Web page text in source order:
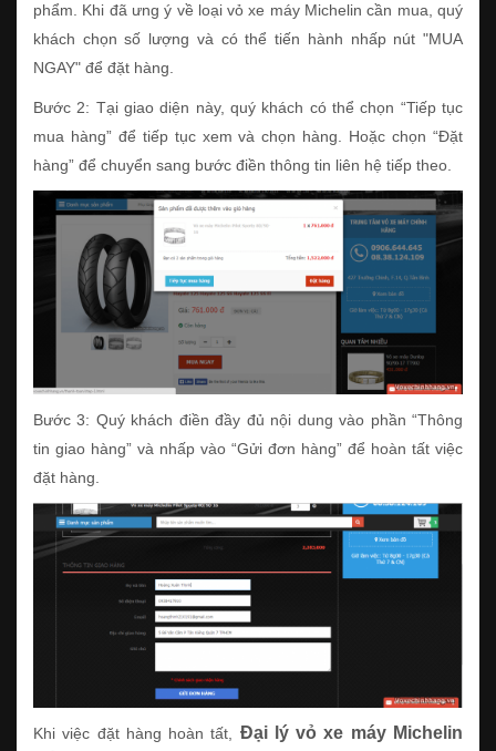
phẩm. Khi đã ưng ý về loại vỏ xe máy Michelin cần mua, quý
khách chọn số lượng và có thể tiến hành nhấp nút "MUA
NGAY" để đặt hàng.
Bước 2: Tại giao diện này, quý khách có thể chọn “Tiếp tục
mua hàng” để tiếp tục xem và chọn hàng. Hoặc chọn “Đặt
hàng” để chuyển sang bước điền thông tin liên hệ tiếp theo.
Bước 3: Quý khách điền đầy đủ nội dung vào phần “Thông
tin giao hàng” và nhấp vào “Gửi đơn hàng” để hoàn tất việc
đặt hàng.
Khi việc đặt hàng hoàn tất, Đại lý vỏ xe máy Michelin